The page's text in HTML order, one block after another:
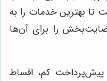
بهترین خدمات را به
را برای آن‌ها
کم، اقساط